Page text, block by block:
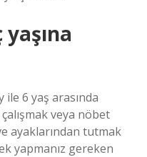
6 yaş arasında
veya nöbet
ayaklarından tutmak
yapmanız gereken